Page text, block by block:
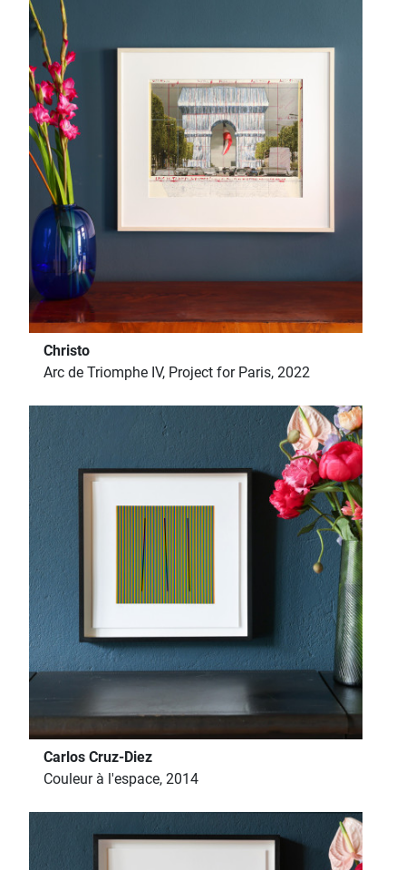
Christo
Arc de Triomphe IV, Project for Paris, 2022
Carlos Cruz-Diez
Couleur à l'espace, 2014